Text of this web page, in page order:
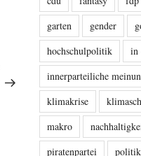
Nächster
garten
gender
hochschulpolitik
in
innerparteiliche
klimakrise
makro
piratenpartei
politik